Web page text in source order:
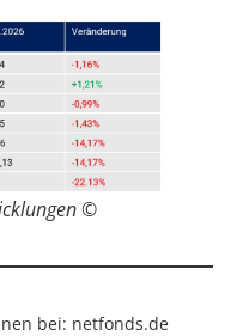
©
bei: netfonds.de